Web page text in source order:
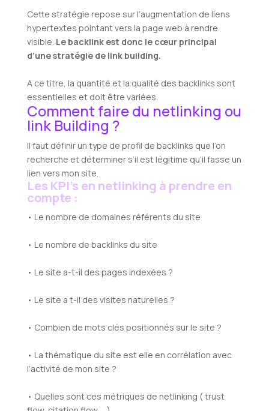
Cette stratégie repose sur l’augmentation de liens
hypertextes pointant vers la page web à rendre
visible. Le backlink est donc le cœur principal
d’une stratégie de link building.
A ce titre, la quantité et la qualité des backlinks sont
essentielles et doit être variées.
Comment faire du netlinking ou
link Building ?
Il faut définir un type de profil de backlinks que l’on
recherche et déterminer s’il est légitime qu’il fasse un
lien vers mon site.
Les KPI’s en netlinking à prendre en
compte :
• Le nombre de domaines référents du site
• Le nombre de backlinks du site
• Le site a-t-il des pages indexées ?
• Le site a t-il des visites naturelles ?
• Combien de mots clés positionnés sur le site ?
• La thématique du site est elle en corrélation avec
l’activité de mon site ?
• Quelles sont ces métriques de netlinking ( trust